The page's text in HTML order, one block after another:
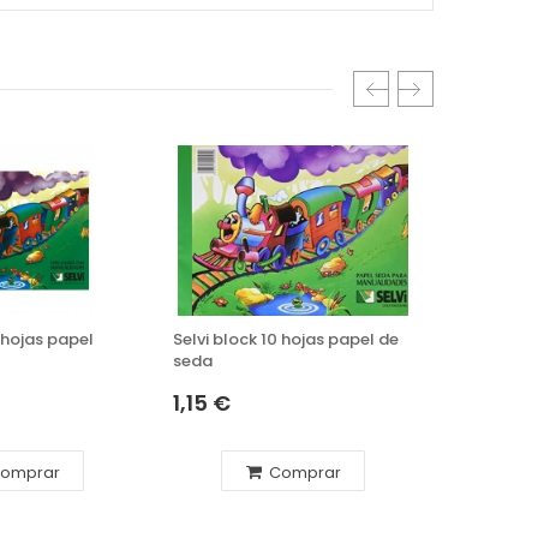
papel
Selvi block 10 hojas papel de
seda
1,15 €
Comprar